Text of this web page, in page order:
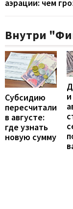
аэрации: чем
Внутри
Субсидию
пересчитали
в августе:
где узнать
новую сумму